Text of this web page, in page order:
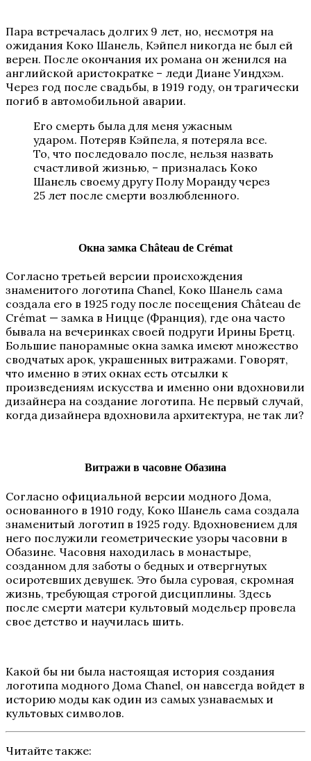
Пара встречалась долгих 9 лет, но, несмотря на
ожидания Коко Шанель, Кэйпел никогда не был ей
верен. После окончания их романа он женился на
английской аристократке – леди Диане Уиндхэм.
Через год после свадьбы, в 1919 году, он трагически
погиб в автомобильной аварии.
Его смерть была для меня ужасным
ударом. Потеряв Кэйпела, я потеряла все.
То, что последовало после, нельзя назвать
счастливой жизнью, – призналась Коко
Шанель своему другу Полу Моранду через
25 лет после смерти возлюбленного.
Окна замка Château de Crémat
Согласно третьей версии происхождения
знаменитого логотипа Chanel, Коко Шанель сама
создала его в 1925 году после посещения Château de
Crémat — замка в Ницце (Франция), где она часто
бывала на вечеринках своей подруги Ирины Бретц.
Большие панорамные окна замка имеют множество
сводчатых арок, украшенных витражами. Говорят,
что именно в этих окнах есть отсылки к
произведениям искусства и именно они вдохновили
дизайнера на создание логотипа. Не первый случай,
когда дизайнера вдохновила архитектура, не так ли?
Витражи в часовне Обазина
Согласно официальной версии модного Дома,
основанного в 1910 году, Коко Шанель сама создала
знаменитый логотип в 1925 году. Вдохновением для
него послужили геометрические узоры часовни в
Обазине. Часовня находилась в монастыре,
созданном для заботы о бедных и отвергнутых
осиротевших девушек. Это была суровая, скромная
жизнь, требующая строгой дисциплины. Здесь
после смерти матери культовый модельер провела
свое детство и научилась шить.
Какой бы ни была настоящая история создания
логотипа модного Дома Chanel, он навсегда войдет в
историю моды как один из самых узнаваемых и
культовых символов.
Читайте также: